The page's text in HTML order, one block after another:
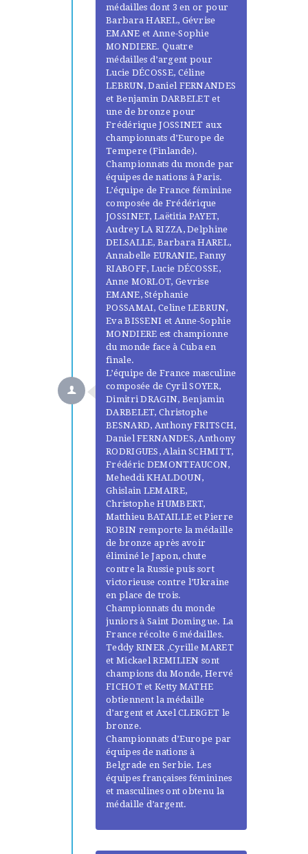
médailles dont 3 en or pour
Barbara HAREL, Gévrise
EMANE et Anne-Sophie
MONDIERE. Quatre
médailles d’argent pour
Lucie DÉCOSSE, Céline
LEBRUN, Daniel FERNANDES
et Benjamin DARBELET et
une de bronze pour
Frédérique JOSSINET aux
championnats d’Europe de
Tempere (Finlande).
Championnats du monde par
équipes de nations à Paris.
L’équipe de France féminine
composée de Frédérique
JOSSINET, Laëtitia PAYET,
Audrey LA RIZZA, Delphine
DELSALLE, Barbara HAREL,
Annabelle EURANIE, Fanny
RIABOFF, Lucie DÉCOSSE,
Anne MORLOT, Gevrise
EMANE, Stéphanie
POSSAMAI, Celine LEBRUN,
Eva BISSENI et Anne-Sophie
MONDIERE est championne
du monde face à Cuba en
finale.
L’équipe de France masculine
composée de Cyril SOYER,
Dimitri DRAGIN, Benjamin
DARBELET, Christophe
BESNARD, Anthony FRITSCH,
Daniel FERNANDES, Anthony
RODRIGUES, Alain SCHMITT,
Frédéric DEMONTFAUCON,
Meheddi KHALDOUN,
Ghislain LEMAIRE,
Christophe HUMBERT,
Matthieu BATAILLE et Pierre
ROBIN remporte la médaille
de bronze après avoir
éliminé le Japon, chute
contre la Russie puis sort
victorieuse contre l’Ukraine
en place de trois.
Championnats du monde
juniors à Saint Domingue. La
France récolte 6 médailles.
Teddy RINER ,Cyrille MARET
et Mickael REMILIEN sont
champions du Monde, Hervé
FICHOT et Ketty MATHE
obtiennent la médaille
d’argent et Axel CLERGET le
bronze.
Championnats d’Europe par
équipes de nations à
Belgrade en Serbie. Les
équipes françaises féminines
et masculines ont obtenu la
médaille d’argent.